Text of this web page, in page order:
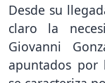
Desde su
claro la
Giovanni
apuntados por